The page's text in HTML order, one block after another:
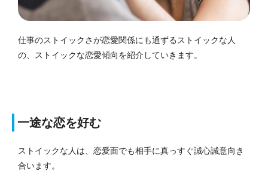
仕事のストイックさが恋愛関係にも通ずるストイックな人
の、ストイックな恋愛傾向を紹介していきます。
一途な恋を好む
ストイックな人は、恋愛面でも相手に真っすぐ誠心誠意向き
合います。